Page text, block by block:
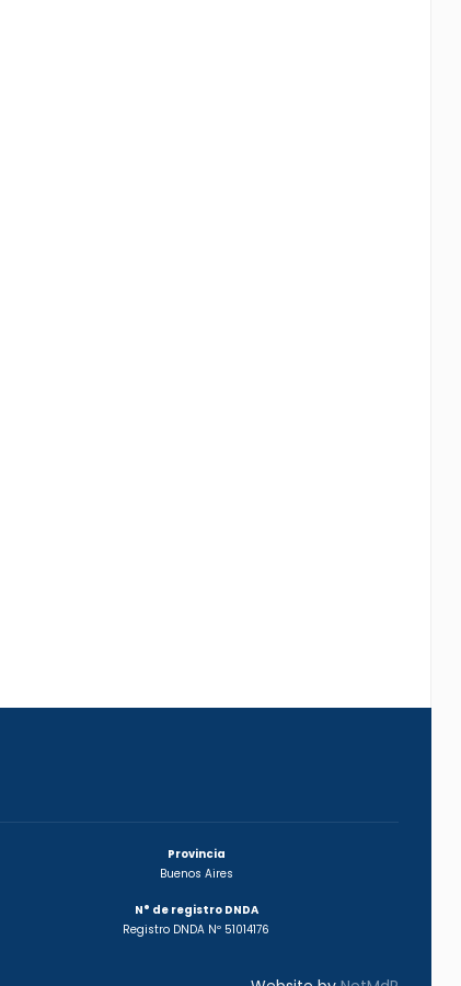
Provincia
Buenos Aires
N° de registro DNDA
Registro DNDA Nº 51014176